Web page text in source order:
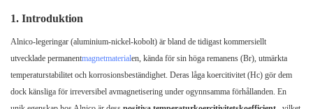
1. Introduktion
Alnico-legeringar (aluminium-nickel-kobolt) är bland de tidigast kommersiellt
utvecklade permanentmagnetmaterialen, kända för sin höga remanens (Br), utmärkta
temperaturstabilitet och korrosionsbeständighet. Deras låga koercitivitet (Hc) gör dem
dock känsliga för irreversibel avmagnetisering under ogynnsamma förhållanden. En